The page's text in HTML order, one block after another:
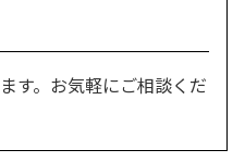
す。お気軽にご相談くだ